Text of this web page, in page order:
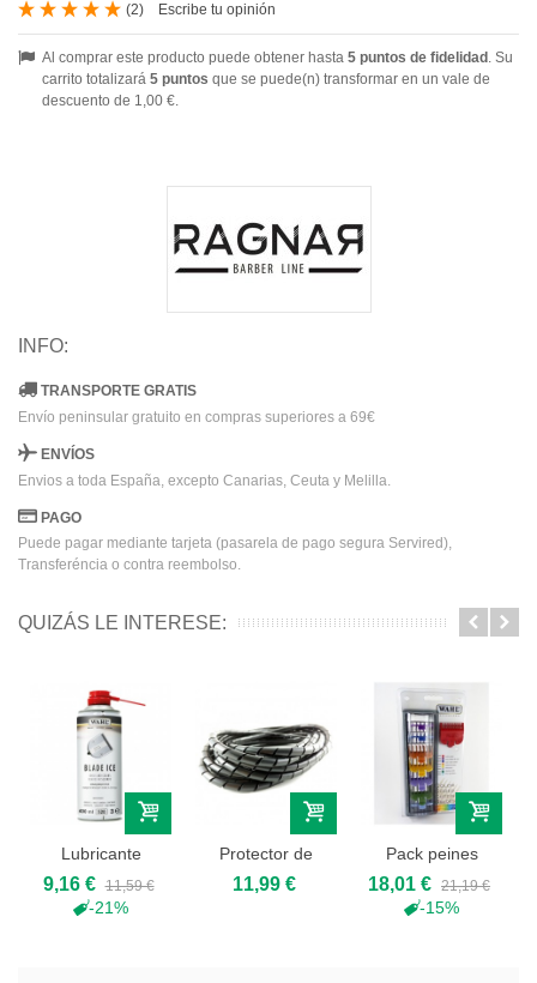
(2) Escribe tu opinión
Al comprar este producto puede obtener hasta 5 puntos de fidelidad . Su
carrito totalizará 5 puntos que se puede(n) transformar en un vale de
descuento de 1,00 €.
INFO:
TRANSPORTE GRATIS
Envío peninsular gratuito en compras superiores a 69€
ENVÍOS
Envios a toda España, excepto Canarias, Ceuta y Melilla.
PAGO
Puede pagar mediante tarjeta (pasarela de pago segura Servired),
Transferéncia o contra reembolso.
QUIZÁS LE INTERESE:
Lubricante
efecto frio,
400ml...
9,16 € 11,59 €
-21%
Protector de
cable para
11,99 €
Pack peines
Wahl Colores 8u
18,01 € 21,19 €
-15%